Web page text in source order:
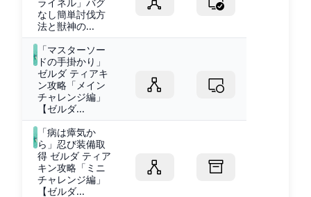
なし簡単討伐方
法と獣神の...
「マスターソー
ドの手掛かり」
ゼルダ ティアキ
ン攻略「メイン
チャレンジ編」
【ゼルダ...
「病は瘴気か
ら」忍び装備取
得 ゼルダ ティア
キン攻略「ミニ
チャレンジ編」
【ゼルダ...